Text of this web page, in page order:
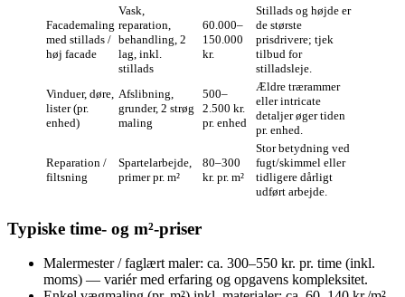
Facademaling
med stillads /
høj facade
Vask,
reparation,
behandling, 2
lag, inkl.
stillads
60.000–
150.000
kr.
Stillads og højde er
de største
prisdrivere; tjek
tilbud for
stilladsleje.
Vinduer, døre,
lister (pr.
enhed)
Afslibning,
grunder, 2 strøg
maling
500–
2.500 kr.
pr. enhed
Ældre trærammer
eller intricate
detaljer øger tiden
pr. enhed.
Reparation /
filtsning
Spartelarbejde,
primer pr. m²
80–300
kr. pr. m²
Stor betydning ved
fugt/skimmel eller
tidligere dårligt
udført arbejde.
Typiske time- og m²‑priser
Malermester / faglært maler: ca. 300–550 kr. pr. time (inkl.
moms) — variér med erfaring og opgavens kompleksitet.